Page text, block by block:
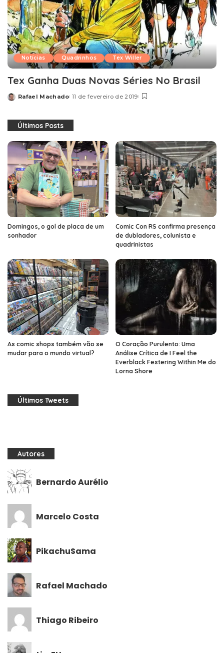
Notícias Quadrinhos Tex Willer
Tex Ganha Duas Novas Séries No Brasil
Posted
Rafael Machado 11 de fevereiro de 2019
Últimos Posts
Domingos, o gol de placa de um
sonhador
Comic Con RS confirma presença
de dubladores, colunista e
quadrinistas
As comic shops também vão se
mudar para o mundo virtual?
O Coração Purulento: Uma
Análise Crítica de I Feel the
Everblack Festering Within Me do
Lorna Shore
Últimos Tweets
Autores
Bernardo Aurélio
Marcelo Costa
PikachuSama
Rafael Machado
Thiago Ribeiro